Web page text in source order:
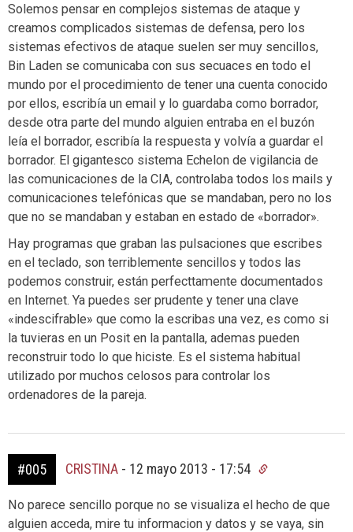
Solemos pensar en complejos sistemas de ataque y
creamos complicados sistemas de defensa, pero los
sistemas efectivos de ataque suelen ser muy sencillos,
Bin Laden se comunicaba con sus secuaces en todo el
mundo por el procedimiento de tener una cuenta conocido
por ellos, escribía un email y lo guardaba como borrador,
desde otra parte del mundo alguien entraba en el buzón
leía el borrador, escribía la respuesta y volvía a guardar el
borrador. El gigantesco sistema Echelon de vigilancia de
las comunicaciones de la CIA, controlaba todos los mails y
comunicaciones telefónicas que se mandaban, pero no los
que no se mandaban y estaban en estado de «borrador».
Hay programas que graban las pulsaciones que escribes
en el teclado, son terriblemente sencillos y todos las
podemos construir, están perfecttamente documentados
en Internet. Ya puedes ser prudente y tener una clave
«indescifrable» que como la escribas una vez, es como si
la tuvieras en un Posit en la pantalla, ademas pueden
reconstruir todo lo que hiciste. Es el sistema habitual
utilizado por muchos celosos para controlar los
ordenadores de la pareja.
#005 CRISTINA - 12 mayo 2013 - 17:54
No parece sencillo porque no se visualiza el hecho de que
alguien acceda, mire tu informacion y datos y se vaya, sin